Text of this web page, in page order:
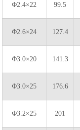
Φ2.4×22 99.5
Φ2.6×24 127.4
Φ3.0×20 141.3
Φ3.0×25 176.6
Φ3.2×25 201